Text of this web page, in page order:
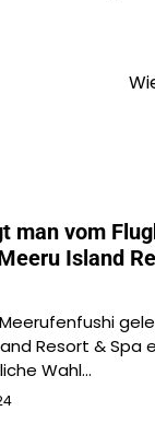
man vom
Island
Resort & Spa
Wahl…